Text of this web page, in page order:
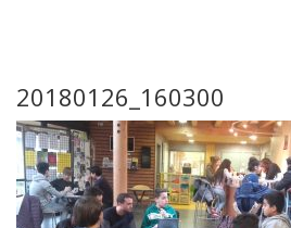
20180126_160300